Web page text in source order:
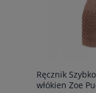
Ręcznik
włókien Zoe